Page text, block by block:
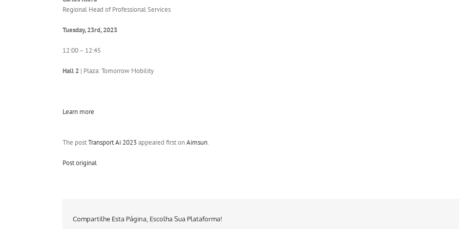
Regional Head of Professional Services
Tuesday, 23rd, 2023
12:00 – 12:45
Hall 2 | Plaza: Tomorrow Mobility
Learn more
The postTransport Ai 2023 appeared first onAimsun.
Post original
Compartilhe Esta Página, Escolha Sua Plataforma!